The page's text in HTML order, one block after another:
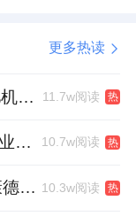
更多热读
家居卖场首单！居然之家24亿机构间REITs获深交所无异议函 11.7w阅读 热
藏在家居供应链深处，这家企业正在悄悄转型 10.7w阅读 热
从“市梦率”到“硬实力”：药明康德如何用业绩填平2021年估值鸿沟？ 10.3w阅读 热